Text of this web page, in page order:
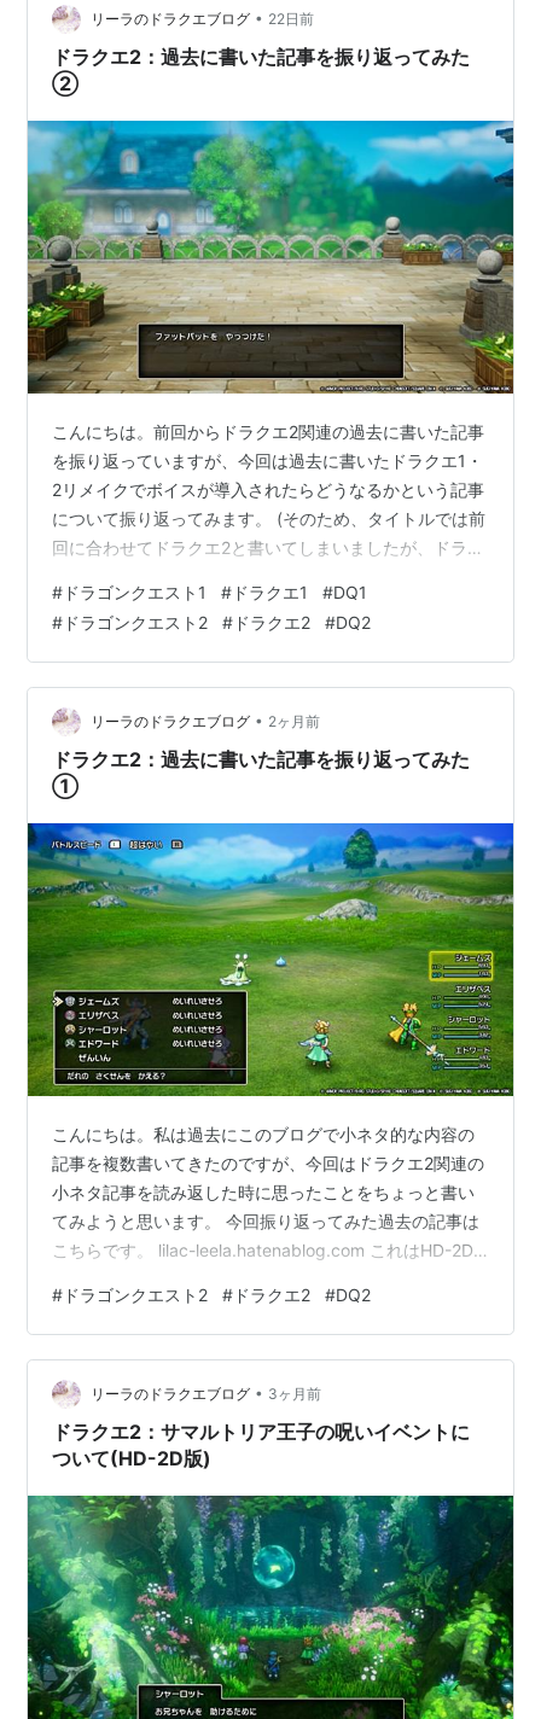
のゲームがどれだけ贅沢な…
リーラのドラクエブログ • 22日前
ドラクエ2：過去に書いた記事を振り返ってみた
②
こんにちは。前回からドラクエ2関連の過去に書いた記事
を振り返っていますが、今回は過去に書いたドラクエ1・
2リメイクでボイスが導入されたらどうなるかという記事
について振り返ってみます。 (そのため、タイトルでは前
回に合わせてドラクエ2と書いてしまいましたが、ドラク
に「今後のリメイクでボイスが導入されたらどうなるの
か？(ドラクエ1.2)」という記事を書いていました。 lilac-
leela.hatenablog.com この時点ではHD-2D版の発売が発
表される前だったのですが、HD-2D版でボイスが実際に
導入されたので、私が予想していた内…
# ドラゴンクエスト1 # ドラクエ1 #DQ1
# ドラゴンクエスト2 # ドラクエ2 #DQ2
リーラのドラクエブログ • 2ヶ月前
ドラクエ2：過去に書いた記事を振り返ってみた
①
こんにちは。私は過去にこのブログで小ネタ的な内容の
記事を複数書いてきたのですが、今回はドラクエ2関連の
小ネタ記事を読み返した時に思ったことをちょっと書い
てみようと思います。 今回振り返ってみた過去の記事は
こちらです。 lilac-leela.hatenablog.com これはHD-2D
はドラクエ2で仲間会話・AI戦闘・ふくろシステムが導入
されていなかったのですが、このうち仲間会話とAI戦闘
が導入されない理由を「パーティ全員が主人公という扱
いに近い考えをしているからではないか？」と推測して
いました。 今回は私がこの記事で考察した内容がのち
に…
# ドラゴンクエスト2 # ドラクエ2 #DQ2
リーラのドラクエブログ • 3ヶ月前
ドラクエ2：サマルトリア王子の呪いイベントに
ついて(HD-2D版)